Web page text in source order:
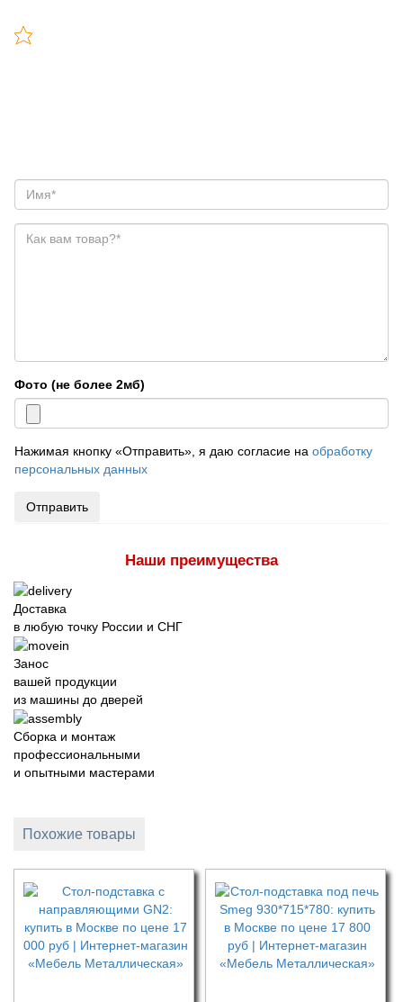
Фото (не более 2мб)
Нажимая кнопку «Отправить», я даю согласие на обработку
персональных данных
Отправить
Наши преимущества
Доставка
в любую точку России и СНГ
Занос
вашей продукции
из машины до дверей
Сборка и монтаж
профессиональными
и опытными мастерами
Похожие товары